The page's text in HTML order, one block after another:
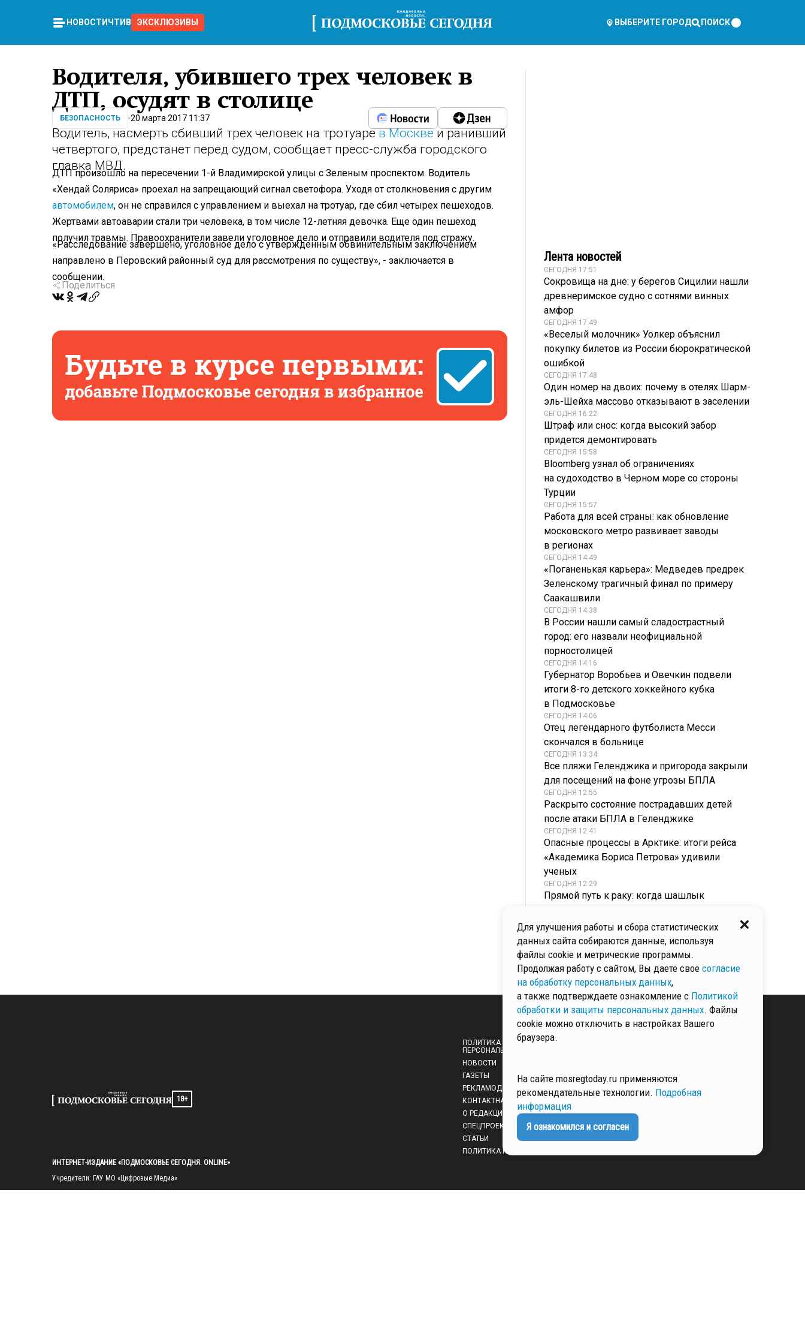
НОВОСТИ ЧТИВО ЭКСКЛЮЗИВЫ ВЫБЕРИТЕ ГОРОД ПОИСК
Водителя, убившего трех человек в
ДТП, осудят в столице
БЕЗОПАСНОСТЬ 20 марта 2017 11:37
Водитель, насмерть сбивший трех человек на тротуарев Москвеи ранивший
четвертого, предстанет перед судом, сообщает пресс-служба городского
главка МВД.
ДТП произошло на пересечении 1-й Владимирской улицы с Зеленым проспектом. Водитель
«Хендай Соляриса» проехал на запрещающий сигнал светофора. Уходя от столкновения с другим
автомобилем, он не справился с управлением и выехал на тротуар, где сбил четырех пешеходов.
Жертвами автоаварии стали три человека, в том числе 12-летняя девочка. Еще один пешеход
получил травмы. Правоохранители завели уголовное дело и отправили водителя под стражу.
«Расследование завершено, уголовное дело с утвержденным обвинительным заключением
направлено в Перовский районный суд для рассмотрения по существу», - заключается в
сообщении.
Поделиться
Лента новостей
СЕГОДНЯ 17:51
Сокровища на дне: у берегов Сицилии нашли
древнеримское судно с сотнями винных
амфор
СЕГОДНЯ 17:49
«Веселый молочник» Уолкер объяснил
покупку билетов из России бюрократической
ошибкой
СЕГОДНЯ 17:48
Один номер на двоих: почему в отелях Шарм-
эль-Шейха массово отказывают в заселении
СЕГОДНЯ 16:22
Штраф или снос: когда высокий забор
придется демонтировать
СЕГОДНЯ 15:58
Bloomberg узнал об ограничениях
на судоходство в Черном море со стороны
Турции
СЕГОДНЯ 15:57
Работа для всей страны: как обновление
московского метро развивает заводы
в регионах
СЕГОДНЯ 14:49
«Поганенькая карьера»: Медведев предрек
Зеленскому трагичный финал по примеру
Саакашвили
СЕГОДНЯ 14:38
В России нашли самый сладострастный
город: его назвали неофициальной
порностолицей
СЕГОДНЯ 14:16
Губернатор Воробьев и Овечкин подвели
итоги 8-го детского хоккейного кубка
в Подмосковье
СЕГОДНЯ 14:06
Отец легендарного футболиста Месси
скончался в больнице
СЕГОДНЯ 13:34
Все пляжи Геленджика и пригорода закрыли
для посещений на фоне угрозы БПЛА
СЕГОДНЯ 12:55
Раскрыто состояние пострадавших детей
после атаки БПЛА в Геленджике
СЕГОДНЯ 12:41
Опасные процессы в Арктике: итоги рейса
«Академика Бориса Петрова» удивили
ученых
СЕГОДНЯ 12:29
Прямой путь к раку: когда шашлык
СЕГОДНЯ 12:19
Арматура, саморезы и голый кулак: омский
силач готовит уникальный рекорд в день
Люберец
18+
ИНТЕРНЕТ-ИЗДАНИЕ «ПОДМОСКОВЬЕ СЕГОДНЯ. ONLINE»
Учредители: ГАУ МО «Цифровые Медиа»
ПОЛИТИКА ОБРАБОТКИ И ЗАЩИТЫ
ПЕРСОНАЛЬНЫХ ДАННЫХ
НОВОСТИ
ГАЗЕТЫ
РЕКЛАМОДАТЕЛЯМ
КОНТАКТНАЯ ИНФОРМАЦИЯ
О РЕДАКЦИИ
СПЕЦПРОЕКТЫ
СТАТЬИ
ПОЛИТИКА КОНФИДЕНЦИАЛЬНОСТИ
Для улучшения работы и сбора статистических
данных сайта собираются данные, используя
файлы cookie и метрические программы.
Продолжая работу с сайтом, Вы даете свое согласие
на обработку персональных данных,
а также подтверждаете ознакомление с Политикой
обработки и защиты персональных данных. Файлы
cookie можно отключить в настройках Вашего
браузера.
На сайте mosregtoday.ru применяются
рекомендательные технологии. Подробная
информация
Я ознакомился и согласен